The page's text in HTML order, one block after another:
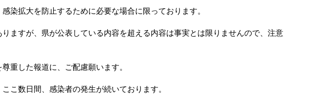
染拡大を防止するために必要な場合に限っております。
ますが、県が公表している内容を超える内容は事実とは限りませんので、注意
重した報道に、ご配慮願います。
こ数日間、感染者の発生が続いております。